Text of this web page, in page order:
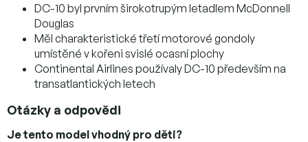
DC-10 byl prvním širokotrupým letadlem McDonnell
Douglas
Měl charakteristické třetí motorové gondoly
umístěné v kořeni svislé ocasní plochy
Continental Airlines používaly DC-10 především na
transatlantických letech
Otázky a odpovědi
Je tento model vhodný pro děti?